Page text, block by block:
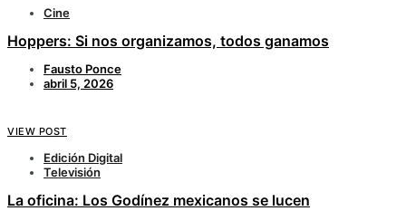
Cine
Hoppers: Si nos organizamos, todos ganamos
Fausto Ponce
abril 5, 2026
VIEW POST
Edición Digital
Televisión
La oficina: Los Godínez mexicanos se lucen